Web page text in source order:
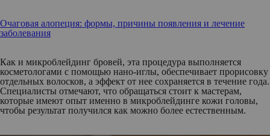
Очаговая алопеция: формы, причины появления и лечение
заболевания
Как и микроблейдинг бровей, эта процедура выполняется
косметологами с помощью нано-иглы, обеспечивает прорисовку
отдельных волосков, а эффект от нее сохраняется в течение года.
Специалисты отмечают, что обращаться стоит к мастерам,
которые имеют опыт именно в микроблейдинге кожи головы,
чтобы результат получился как можно более естественным.